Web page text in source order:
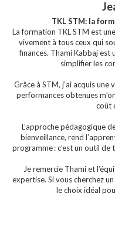
TKL STM: la
La formation TKL STM est
vivement à tous ceux qui
finances. Thami Kabbaj
simplifier les
Grâce à STM, j’ai acquis une
performances obtenues
coût
L’approche pédagogique
bienveillance, rend
programme : c’est un outil
Je remercie Thami et
expertise. Si vous cherchez
le choix idéal